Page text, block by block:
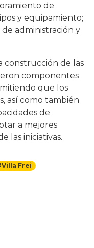
de
y equipamiento;
administración y
construcción de las
componentes
que los
así como también
de
a mejores
las iniciativas.
Frei